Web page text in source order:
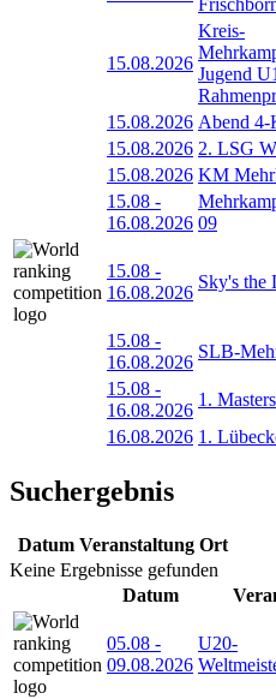
15.08.2026
Kreis-
Jugend
15.08.2026 Abend 4-
15.08.2026 2. LSG
15.08.2026 KM
15.08 -
16.08.2026 09
15.08 -
16.08.2026
Sky's the
15.08 -
16.08.2026
SLB-
15.08 -
16.08.2026
1.
16.08.2026 1.
Suchergebnis
Datum Veranstaltung Ort
Keine Ergebnisse gefunden
Datum
05.08 -
09.08.2026
U20-